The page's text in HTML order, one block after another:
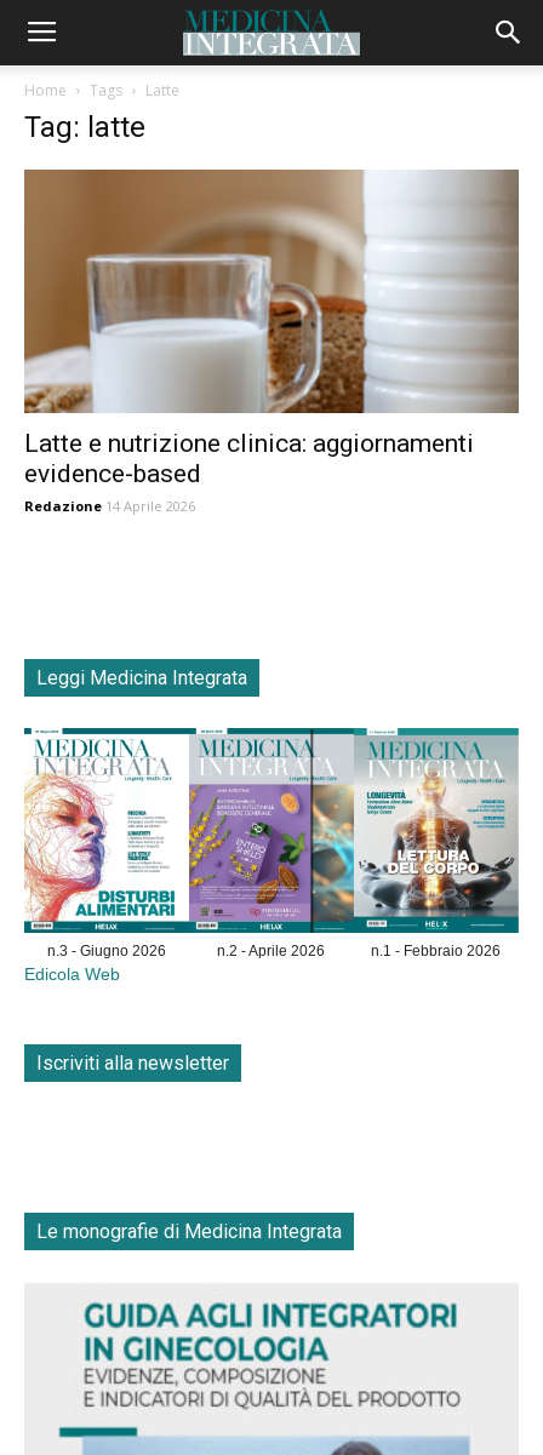
Home Tags Latte
Tag: latte
Latte e nutrizione clinica: aggiornamenti
evidence-based
Redazione 14 Aprile 2026
Leggi Medicina Integrata
n.3 - Giugno 2026 n.2 - Aprile 2026 n.1 - Febbraio 2026
Edicola Web
Iscriviti alla newsletter
Le monografie di Medicina Integrata